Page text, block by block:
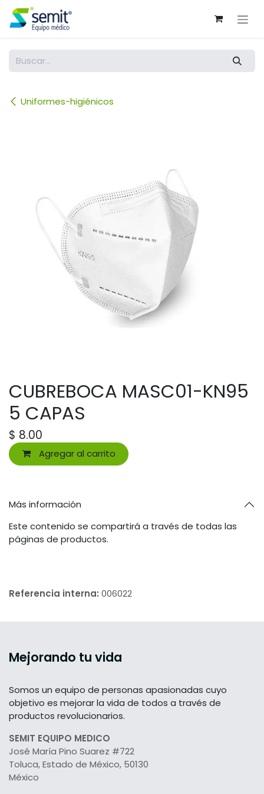
Ir al contenido
Uniformes-higiénicos
CUBREBOCA MASC01-KN95
5 CAPAS
$ 8.00
Agregar al carrito
Más información
Este contenido se compartirá a través de todas las
páginas de productos.
Referencia interna: 006022
Mejorando tu vida
Somos un equipo de personas apasionadas cuyo
objetivo es mejorar la vida de todos a través de
productos revolucionarios.
SEMIT EQUIPO MEDICO
José María Pino Suarez #722
Toluca, Estado de México, 50130
México